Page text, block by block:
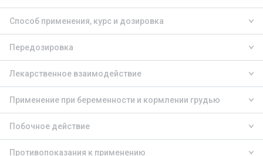
Способ применения, курс и дозировка
Передозировка
Лекарственное взаимодействие
Применение при беременности и кормлении грудью
Побочное действие
Противопоказания к применению